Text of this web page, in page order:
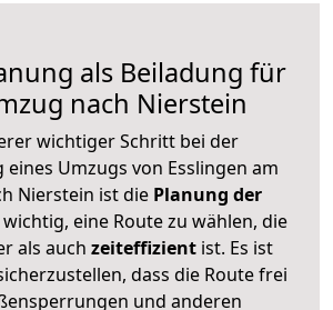
als Beiladung für
nach Nierstein
wichtiger Schritt bei der
Umzugs von Esslingen am
Nierstein ist diePlanung der
wichtig, eine Route zu wählen, die
als auch zeiteffizientist. Es ist
dass die Route frei
und anderen